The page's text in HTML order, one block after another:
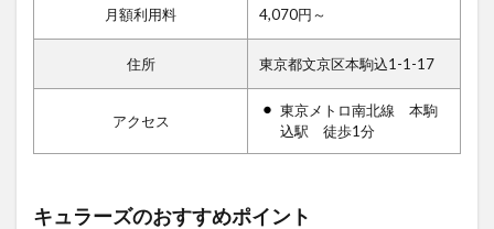
月額利用料 4,070円～
住所 東京都文京区本駒込1-1-17
アクセス
東京メトロ南北線 本駒
込駅 徒歩1分
キュラーズのおすすめポイント